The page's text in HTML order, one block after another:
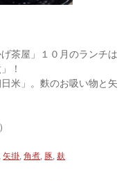
茶屋」１０月のランチは
！
米」。麩のお吸い物と矢
,矢掛,角煮, 豚,麸